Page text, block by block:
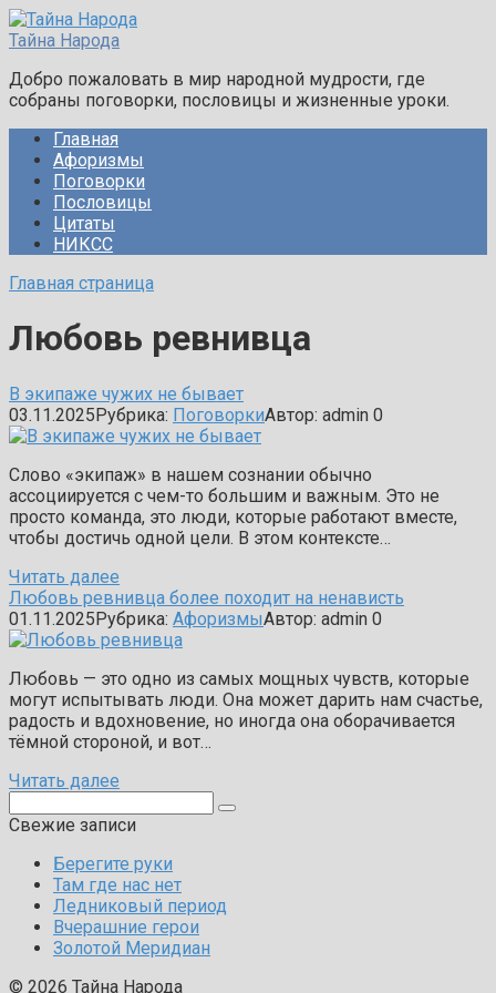
Перейти
к
Тайна Народа
Добро пожаловать в мир народной мудрости, где
собраны поговорки, пословицы и жизненные уроки.
Главная
Афоризмы
Поговорки
Пословицы
Цитаты
НИКСС
Главная страница
Любовь ревнивца
В экипаже чужих не бывает
03.11.2025Рубрика: ПоговоркиАвтор: admin 0
Слово «экипаж» в нашем сознании обычно
ассоциируется с чем-то большим и важным. Это не
просто команда, это люди, которые работают вместе,
чтобы достичь одной цели. В этом контексте…
Читать далее
Любовь ревнивца более походит на ненависть
01.11.2025Рубрика: АфоризмыАвтор: admin 0
Любовь — это одно из самых мощных чувств, которые
могут испытывать люди. Она может дарить нам счастье,
радость и вдохновение, но иногда она оборачивается
тёмной стороной, и вот…
Читать далее
Свежие записи
Берегите руки
Там где нас нет
Ледниковый период
Вчерашние герои
Золотой Меридиан
© 2026 Тайна Народа